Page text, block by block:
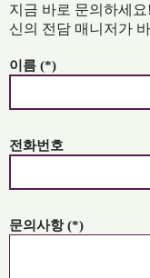
지금 바로 문의하세
신의 전담 매니저가
이름 (*)
전화번호
문의사항 (*)